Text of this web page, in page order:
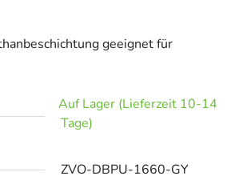
geeignet für
Auf Lager (Lieferzeit 10-14
Tage)
ZVO-DBPU-1660-GY